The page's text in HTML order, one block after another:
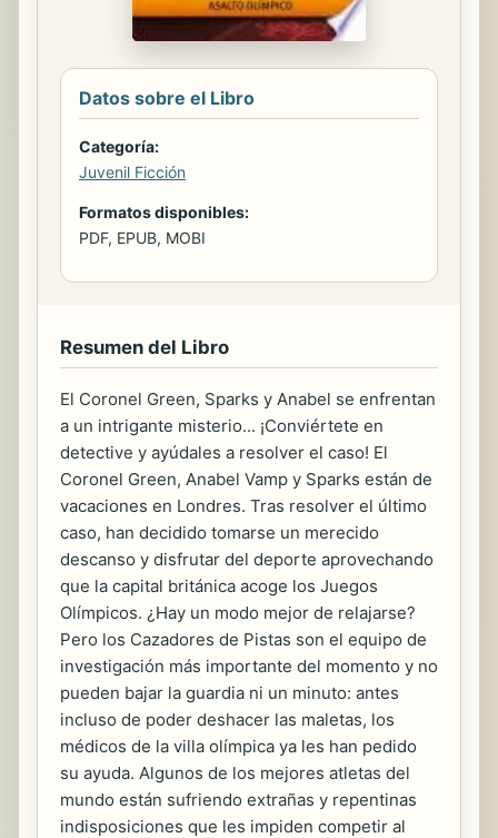
Datos sobre el Libro
Categoría:
Juvenil Ficción
Formatos disponibles:
PDF, EPUB, MOBI
Resumen del Libro
El Coronel Green, Sparks y Anabel se enfrentan
a un intrigante misterio... ¡Conviértete en
detective y ayúdales a resolver el caso! El
Coronel Green, Anabel Vamp y Sparks están de
vacaciones en Londres. Tras resolver el último
caso, han decidido tomarse un merecido
descanso y disfrutar del deporte aprovechando
que la capital británica acoge los Juegos
Olímpicos. ¿Hay un modo mejor de relajarse?
Pero los Cazadores de Pistas son el equipo de
investigación más importante del momento y no
pueden bajar la guardia ni un minuto: antes
incluso de poder deshacer las maletas, los
médicos de la villa olímpica ya les han pedido
su ayuda. Algunos de los mejores atletas del
mundo están sufriendo extrañas y repentinas
indisposiciones que les impiden competir al